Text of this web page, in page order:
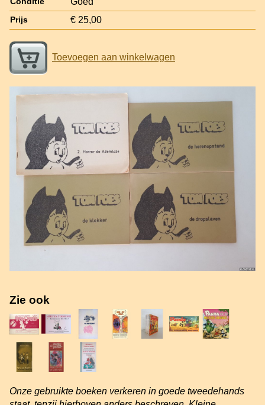
Prijs € 25,00
Toevoegen aan winkelwagen
Zie ook
Onze gebruikte boeken verkeren in goede tweedehands